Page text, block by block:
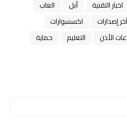
اخبار التقنية ﺁﺑﻞ
العاب
آخر إصدارات
اكسسوارات
الأذن التعليم
حماية